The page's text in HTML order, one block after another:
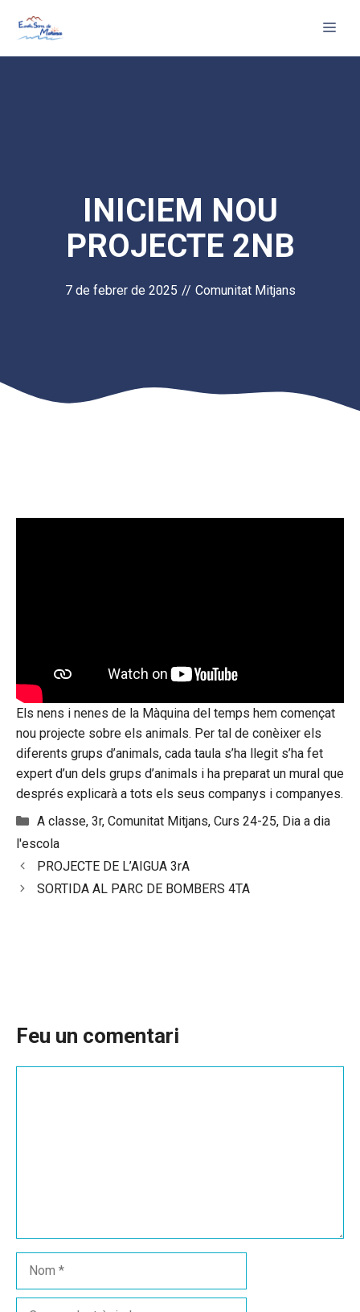
INICIEM NOU
PROJECTE 2NB
7 de febrer de 2025 // Comunitat Mitjans
Els nens i nenes de la Màquina del temps hem començat
nou projecte sobre els animals. Per tal de conèixer els
diferents grups d’animals, cada taula s’ha llegit s’ha fet
expert d’un dels grups d’animals i ha preparat un mural que
després explicarà a tots els seus companys i companyes.
Categories
A classe, 3r, Comunitat Mitjans, Curs 24-25, Dia a dia
l'escola
PROJECTE DE L’AIGUA 3rA
SORTIDA AL PARC DE BOMBERS 4TA
Feu un comentari